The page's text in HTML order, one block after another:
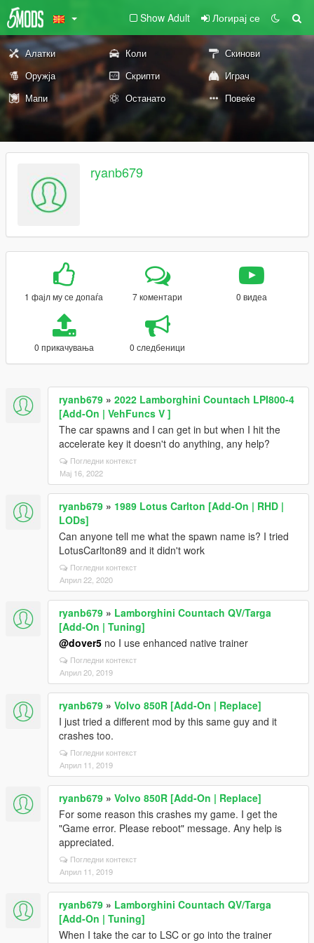
Show Adult Логирај се
Алатки Коли
Скинови
Оружја
Скрипти
Играч
Мапи
Останато Повеќе
ryanb679
1 фајл му се допаѓа 7 коментари 0 видеа
0 прикачувања 0 следбеници
ryanb679 » 2022 Lamborghini Countach LPI800-4
[Add-On | VehFuncs V ]
The car spawns and I can get in but when I hit the
accelerate key it doesn't do anything, any help?
Погледни контекст
Мај 16, 2022
ryanb679 » 1989 Lotus Carlton [Add-On | RHD |
LODs]
Can anyone tell me what the spawn name is? I tried
LotusCarlton89 and it didn't work
Погледни контекст
Април 22, 2020
ryanb679 » Lamborghini Countach QV/Targa
[Add-On | Tuning]
@dover5 no I use enhanced native trainer
Погледни контекст
Април 20, 2019
ryanb679 » Volvo 850R [Add-On | Replace]
I just tried a different mod by this same guy and it
crashes too.
Погледни контекст
Април 11, 2019
ryanb679 » Volvo 850R [Add-On | Replace]
For some reason this crashes my game. I get the
"Game error. Please reboot" message. Any help is
appreciated.
Погледни контекст
Април 11, 2019
ryanb679 » Lamborghini Countach QV/Targa
[Add-On | Tuning]
When I take the car to LSC or go into the trainer